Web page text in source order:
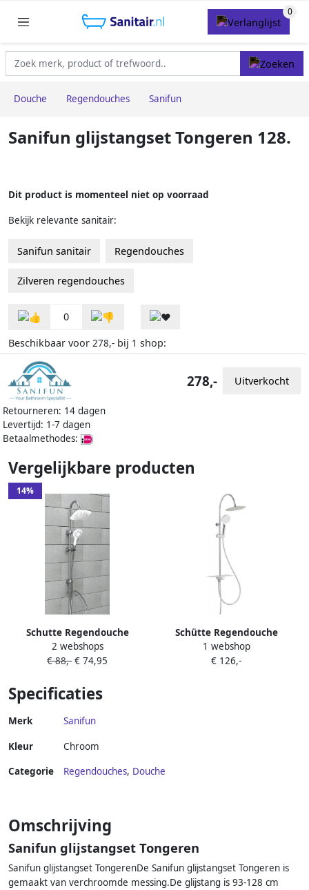
Douche Regendouches Sanifun
Sanifun glijstangset Tongeren 128.
Dit product is momenteel niet op voorraad
Bekijk relevante sanitair:
Sanifun sanitair Regendouches
Zilveren regendouches
0
Beschikbaar voor 278,- bij 1 shop:
Retourneren: 14 dagen
Levertijd: 1-7 dagen
Betaalmethodes:
278,- Uitverkocht
Vergelijkbare producten
14%
Schutte Regendouche
Opbouwset Schütte
Tenneriffa Stortdouche Wit
2 webshops
€ 88,- € 74,95
Schütte Regendouche
Opbouwset Schutte
Aquastar 3 Functies Rond
1 webshop
€ 126,-
Specificaties
Merk Sanifun
Kleur
Chroom
Categorie
Regendouches, Douche
Omschrijving
Sanifun glijstangset Tongeren
Sanifun glijstangset TongerenDe Sanifun glijstangset Tongeren is
gemaakt van verchroomde messing.De glijstang is 93-128 cm